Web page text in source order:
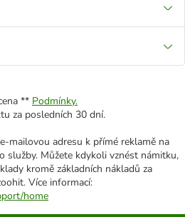
** Podmínky.
za posledních 30 dní.
mailovou adresu k přímé reklamě na
služby. Můžete kdykoli vznést námitku,
kromě základních nákladů za
Více informací:
home